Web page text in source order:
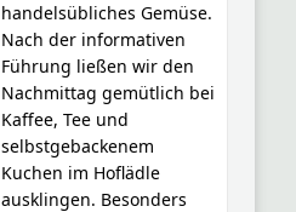
handelsübliches Gemüse.
Nach der informativen
Führung ließen wir den
Nachmittag gemütlich bei
Kaffee, Tee und
selbstgebackenem
Kuchen im Hoflädle
ausklingen. Besonders